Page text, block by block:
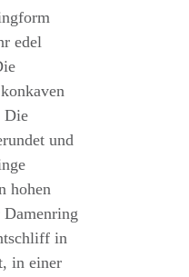
edel
Die
und
hohen
in
in einer